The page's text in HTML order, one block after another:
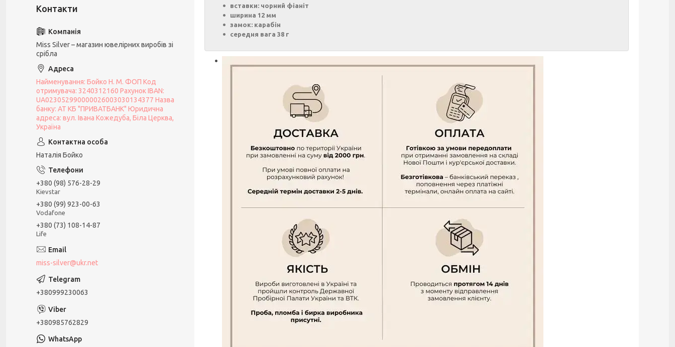
вставки: чорний фіаніт
ширина 12 мм
замок: карабін
середня вага 38 г
Miss Silver – магазин ювелірних виробів зі
срібла
Найменування: Бойко Н. М. ФОП Код
отримувача: 3240312160 Рахунок IBAN:
UA023052990000026003030134377 Назва
банку: АТ КБ "ПРИВАТБАНК" Юридична
адреса: вул. Івана Кожедуба, Біла Церква,
Україна
Наталія Бойко
+380 (98) 576-28-29
Kievstar
+380 (99) 923-00-63
Vodafone
+380 (73) 108-14-87
Life
miss-silver@ukr.net
+380999230063
+380985762829